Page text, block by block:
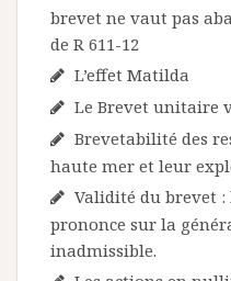
brevet ne vaut pas
de R 611-12
L’effet Matilda
Le Brevet unitaire
Brevetabilité des
haute mer et leur
Validité du brevet :
prononce sur la
inadmissible.